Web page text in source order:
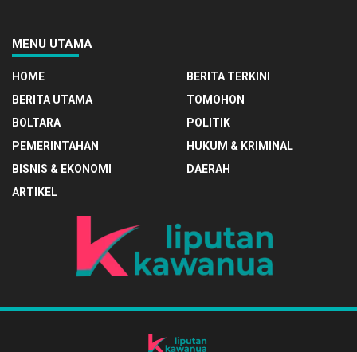
MENU UTAMA
HOME
BERITA TERKINI
BERITA UTAMA
TOMOHON
BOLTARA
POLITIK
PEMERINTAHAN
HUKUM & KRIMINAL
BISNIS & EKONOMI
DAERAH
ARTIKEL